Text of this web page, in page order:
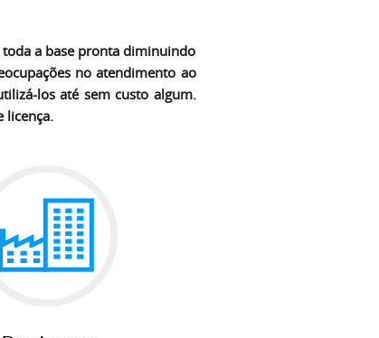
toda a base pronta diminuindo
no atendimento ao
los até sem custo algum.
licença.